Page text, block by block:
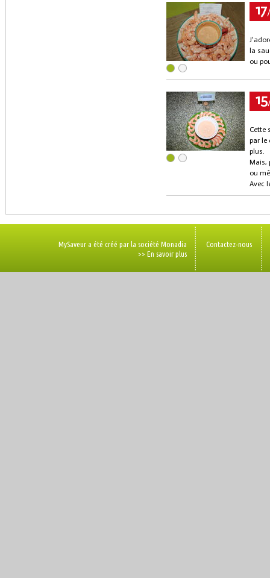
17
la
ou
15
Cette
par le
plus.
Mais,
ou
Avec
MySaveur a été créé par la société Monadia
>> En savoir plus
Contactez-nous